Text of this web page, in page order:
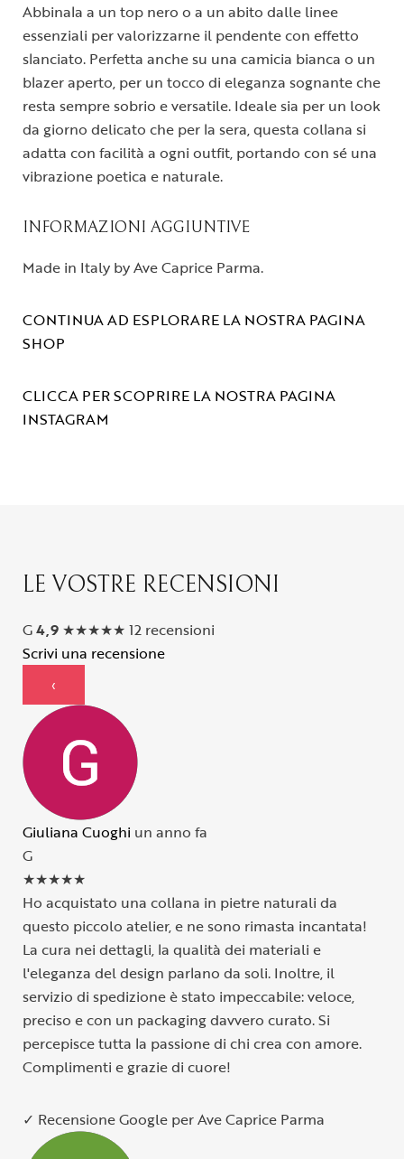
Abbinala a un top nero o a un abito dalle linee
essenziali per valorizzarne il pendente con effetto
slanciato. Perfetta anche su una camicia bianca o un
blazer aperto, per un tocco di eleganza sognante che
resta sempre sobrio e versatile. Ideale sia per un look
da giorno delicato che per la sera, questa collana si
adatta con facilità a ogni outfit, portando con sé una
vibrazione poetica e naturale.
INFORMAZIONI AGGIUNTIVE
Made in Italy by Ave Caprice Parma.
CONTINUA AD ESPLORARE LA NOSTRA PAGINA
SHOP
CLICCA PER SCOPRIRE LA NOSTRA PAGINA
INSTAGRAM
LE VOSTRE RECENSIONI
G4,9 ★★★★★ 12 recensioni
Scrivi una recensione
‹
Giuliana Cuoghi un anno fa
G
★★★★★
Ho acquistato una collana in pietre naturali da
questo piccolo atelier, e ne sono rimasta incantata!
La cura nei dettagli, la qualità dei materiali e
l'eleganza del design parlano da soli. Inoltre, il
servizio di spedizione è stato impeccabile: veloce,
preciso e con un packaging davvero curato. Si
percepisce tutta la passione di chi crea con amore.
Complimenti e grazie di cuore!
✓ Recensione Google per Ave Caprice Parma